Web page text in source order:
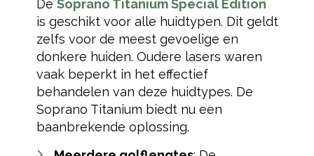
De Soprano Titanium Special Edition
is geschikt voor alle huidtypen. Dit geldt
zelfs voor de meest gevoelige en
donkere huiden. Oudere lasers waren
vaak beperkt in het effectief
behandelen van deze huidtypes. De
Soprano Titanium biedt nu een
baanbrekende oplossing.